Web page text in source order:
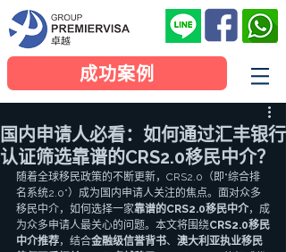
成功案例
国内申请人必看：如何通过汇丰银行
认证筛选靠谱的CRS2.0移民中介？
随着全球移民政策的不断更新，CRS2.0（即“综合排
名系统2.0”）成为国内申请人关注的焦点。面对众多
移民中介，如何选择一家靠谱的CRS2.0移民中介，成
为众多申请人最关心的问题。本文将围绕CRS2.0移民
中介推荐，结合金融级信誉背书、 澳大利亚执业移民